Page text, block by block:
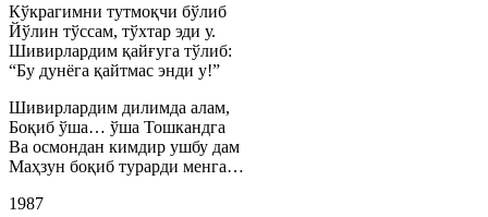
Кўкрагимни тутмоқчи бўлиб
Йўлин тўссам, тўхтар эди у.
Шивирлардим қайғуга тўлиб:
“Бу дунёга қайтмас энди у!”
Шивирлардим дилимда алам,
Боқиб ўша… ўша Тошкандга
Ва осмондан кимдир ушбу дам
Маҳзун боқиб турарди менга…
1987